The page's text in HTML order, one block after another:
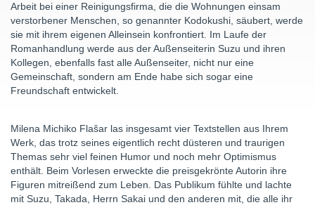
Arbeit bei einer Reinigungsfirma, die die Wohnungen einsam
verstorbener Menschen, so genannter Kodokushi, säubert, werde
sie mit ihrem eigenen Alleinsein konfrontiert. Im Laufe der
Romanhandlung werde aus der Außenseiterin Suzu und ihren
Kollegen, ebenfalls fast alle Außenseiter, nicht nur eine
Gemeinschaft, sondern am Ende habe sich sogar eine
Freundschaft entwickelt.
Milena Michiko Flašar las insgesamt vier Textstellen aus Ihrem
Werk, das trotz seines eigentlich recht düsteren und traurigen
Themas sehr viel feinen Humor und noch mehr Optimismus
enthält. Beim Vorlesen erweckte die preisgekrönte Autorin ihre
Figuren mitreißend zum Leben. Das Publikum fühlte und lachte
mit Suzu, Takada, Herrn Sakai und den anderen mit, die alle ihr